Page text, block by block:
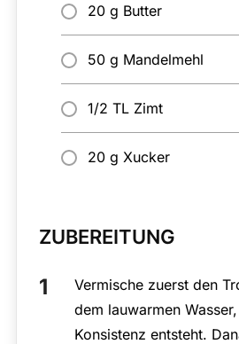
20 g Butter
50 g Mandelmehl
1/2 TL Zimt
20 g Xucker
ZUBEREITUNG
Vermische zuerst den
dem lauwarmen
Konsistenz entsteht.